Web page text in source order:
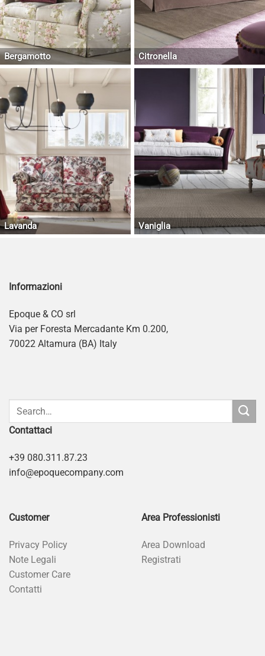
Bergamotto Citronella
Lavanda Vaniglia
Informazioni
Epoque & CO srl
Via per Foresta Mercadante Km 0.200,
70022 Altamura (BA) Italy
Contattaci
+39 080.311.87.23
info@epoquecompany.com
Customer
Privacy Policy
Note Legali
Customer Care
Contatti
Area Professionisti
Area Download
Registrati